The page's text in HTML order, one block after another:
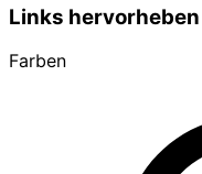
Links hervorheben
Farben